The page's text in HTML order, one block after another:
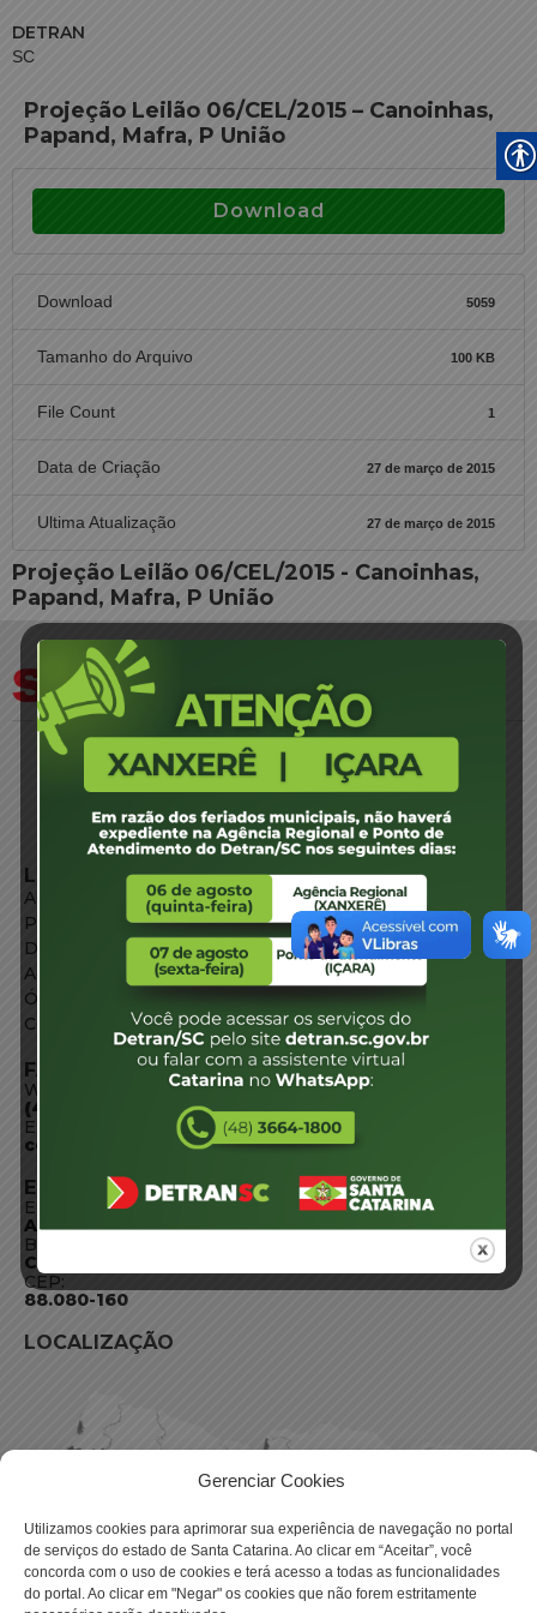
Gerenciar Cookies
Utilizamos cookies para aprimorar sua experiência de navegação no portal
de serviços do estado de Santa Catarina. Ao clicar em “Aceitar”, você
concorda com o uso de cookies e terá acesso a todas as funcionalidades
do portal. Ao clicar em "Negar" os cookies que não forem estritamente
DETRAN
SC
Projeção Leilão 06/CEL/2015 – Canoinhas,
Papand, Mafra, P União
Download
Download 5059
Tamanho do Arquivo 100 KB
File Count 1
Data de Criação 27 de março de 2015
Ultima Atualização 27 de março de 2015
Projeção Leilão 06/CEL/2015 - Canoinhas,
Papand, Mafra, P União
LINKS EXTERNOS
Agência de Notícias
Portal de Serviços
Diário Oficial
Acesso à Informação
Órgãos do Governo
Conheça SC
FALE CONOSCO
WhatsApp:
(48) 3664-1800
E-mail:
centraldeinformacoes@detran.sc.gov.br
ENDEREÇO
Endereço:
Av. Almirante Tamandaré - 480
Bairro:
Coqueiros, Florianópolis SC
CEP:
88.080-160
LOCALIZAÇÃO